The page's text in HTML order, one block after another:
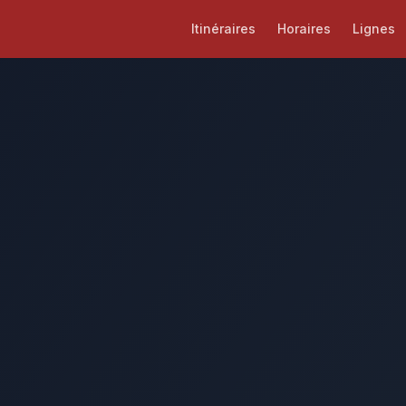
Itinéraires Horaires Lignes